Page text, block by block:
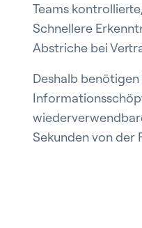
Teams
Schnellere
Abstriche bei
Deshalb
Sekunden von der